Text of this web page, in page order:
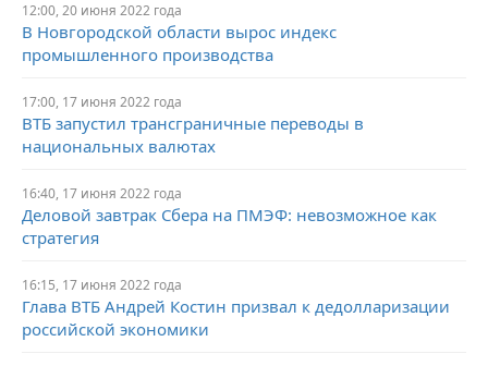
12:00, 20 июня 2022 года
В Новгородской области вырос индекс
промышленного производства
17:00, 17 июня 2022 года
ВТБ запустил трансграничные переводы в
национальных валютах
16:40, 17 июня 2022 года
Деловой завтрак Сбера на ПМЭФ: невозможное как
стратегия
16:15, 17 июня 2022 года
Глава ВТБ Андрей Костин призвал к дедолларизации
российской экономики